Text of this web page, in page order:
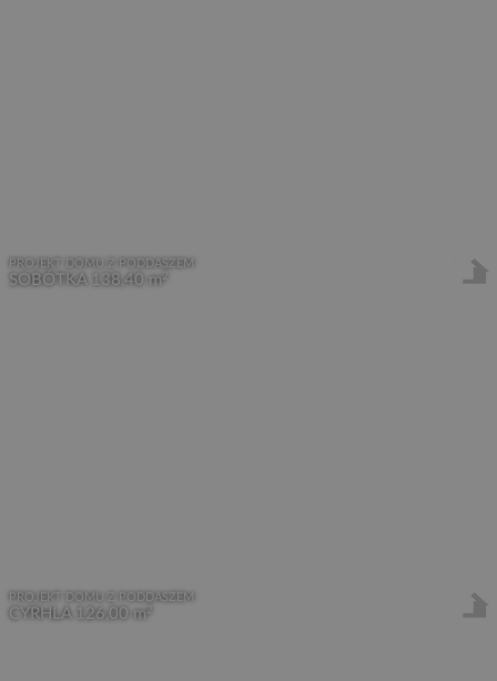
PROJEKT DOMU Z PODDASZEM
SOBÓTKA 138,40 m 2
PROJEKT DOMU Z PODDASZEM
CYRHLA 126,00 m 2